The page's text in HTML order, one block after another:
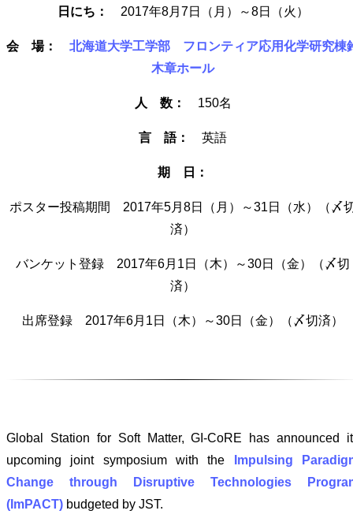
日にち： 2017年8月7日（月）～8日（火）
会 場：
北海道大学工学部 フロンティア応用化学研究棟
木章ホール
人 数： 150名
言 語： 英語
期 日：
ポスター投稿期間 2017年5月8日（月）～31日（水）（〆
済）
バンケット登録 2017年6月1日（木）～30日（金）（〆切
済）
出席登録 2017年6月1日（木）～30日（金）（〆切済）
Global Station for Soft Matter, GI-CoRE has announced
upcoming joint symposium with the
Impulsing
Change through Disruptive Technologies
(ImPACT) budgeted by JST.